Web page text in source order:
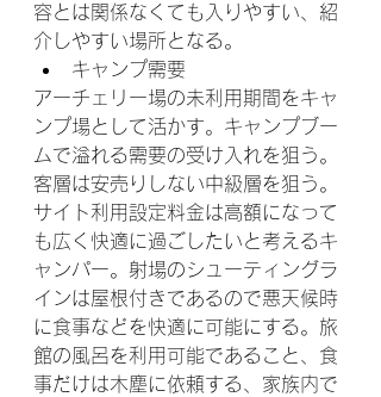
容とは関係なくても入りやすい、紹
介しやすい場所となる。
キャンプ需要
アーチェリー場の未利用期間をキャ
ンプ場として活かす。キャンプブー
ムで溢れる需要の受け入れを狙う。
客層は安売りしない中級層を狙う。
サイト利用設定料金は高額になって
も広く快適に過ごしたいと考えるキ
ャンパー。射場のシューティングラ
インは屋根付きであるので悪天候時
に食事などを快適に可能にする。旅
館の風呂を利用可能であること、食
事だけは木塵に依頼する、家族内で